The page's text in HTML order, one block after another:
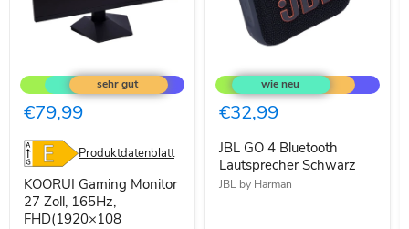
Gaming
Monitor
27
Zoll,
FHD(1920×108
€79,99
Produktdatenblatt
KOORUI Gaming Monitor
27 Zoll, 165Hz,
FHD(1920×108
GO
4
Bluetooth
Lautsprecher
€32,99
JBL GO 4 Bluetooth
Lautsprecher Schwarz
JBL by Harman